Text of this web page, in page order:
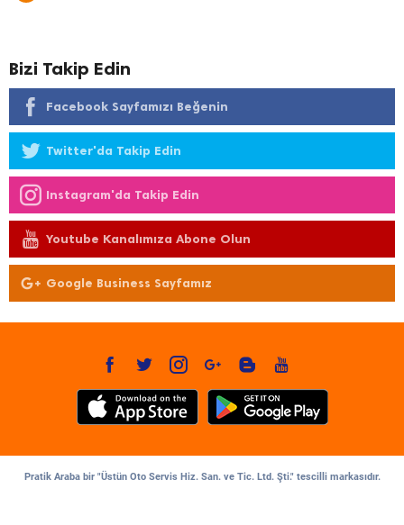
Bizi Takip Edin
Facebook Sayfamızı Beğenin
Twitter'da Takip Edin
Instagram'da Takip Edin
Youtube Kanalımıza Abone Olun
Google Business Sayfamız
Pratik Araba bir "Üstün Oto Servis Hiz. San. ve Tic. Ltd. Şti." tescilli markasıdır.